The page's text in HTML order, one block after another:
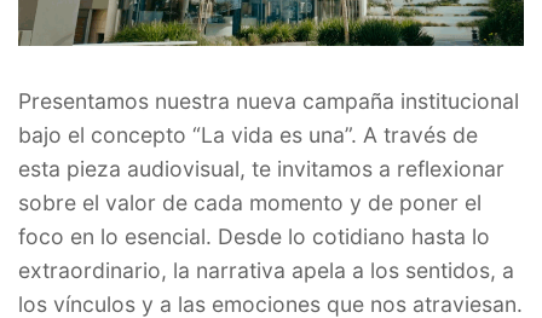
Presentamos nuestra nueva campaña institucional
bajo el concepto “La vida es una”. A través de
esta pieza audiovisual, te invitamos a reflexionar
sobre el valor de cada momento y de poner el
foco en lo esencial. Desde lo cotidiano hasta lo
extraordinario, la narrativa apela a los sentidos, a
los vínculos y a las emociones que nos atraviesan.